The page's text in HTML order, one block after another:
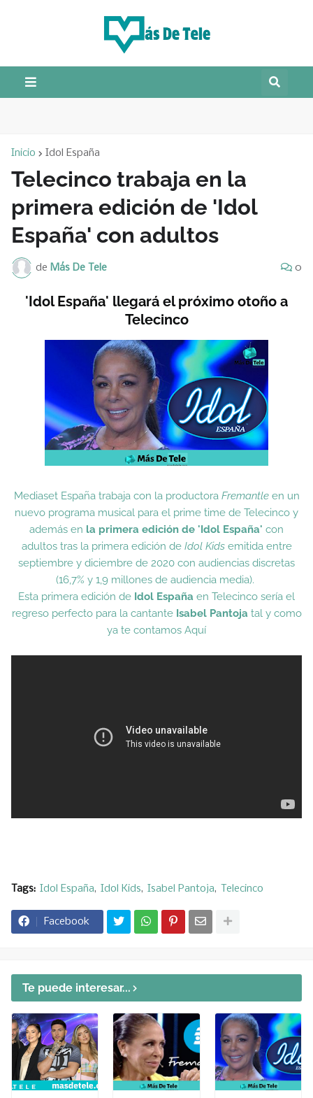
Inicio Idol España
Telecinco trabaja en la
primera edición de 'Idol
España' con adultos
de Más De Tele 0
'Idol España' llegará el próximo otoño a
Telecinco
Mediaset España trabaja con la productora Fremantle en un
nuevo programa musical para el prime time de Telecinco y
además en la primera edición de 'Idol España' con
adultos tras la primera edición de Idol Kids emitida entre
septiembre y diciembre de 2020 con audiencias discretas
(16,7% y 1,9 millones de audiencia media).
Esta primera edición de Idol España en Telecinco sería el
regreso perfecto para la cantante Isabel Pantoja tal y como
ya te contamos Aquí
Tags: Idol España Idol Kids Isabel Pantoja Telecinco
Facebook
Te puede interesar...